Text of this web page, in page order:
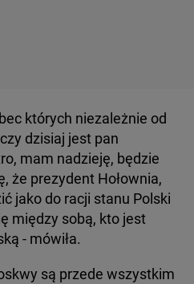
których niezależnie od
dzisiaj jest pan
mam nadzieję, będzie
że prezydent Hołownia,
jako do racji stanu Polski
między sobą, kto jest
- mówiła.
są przede wszystkim